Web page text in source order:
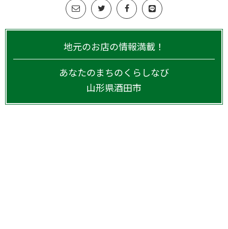
地元のお店の情報満載！
あなたのまちのくらしなび
山形県酒田市